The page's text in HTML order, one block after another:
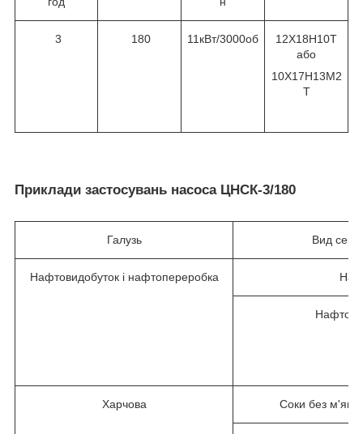
3 180 11кВт/3000об
12Х18Н10Т
або
10Х17Н13М2
Т
Приклади застосувань насоса ЦНСК-3/180
Галузь Вид
Нафтовидобуток і нафтопереробка
Харчова Соки без